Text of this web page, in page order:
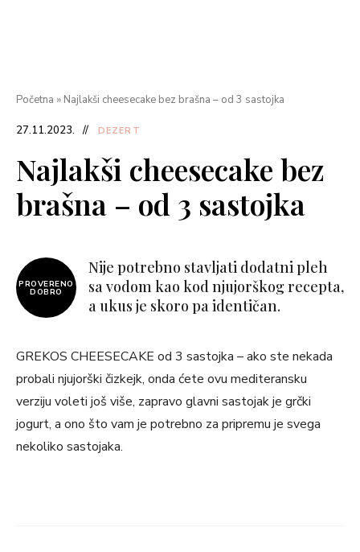
Početna » Najlakši cheesecake bez brašna – od 3 sastojka
27.11.2023. DEZERT
Najlakši cheesecake bez
brašna – od 3 sastojka
PROVERENO
DOBRO
Nije potrebno stavljati dodatni pleh
sa vodom kao kod njujorškog recepta,
a ukus je skoro pa identičan.
GREKOS CHEESECAKE od 3 sastojka – ako ste nekada
probali njujorški čizkejk, onda ćete ovu mediteransku
verziju voleti još više, zapravo glavni sastojak je grčki
jogurt, a ono što vam je potrebno za pripremu je svega
nekoliko sastojaka.